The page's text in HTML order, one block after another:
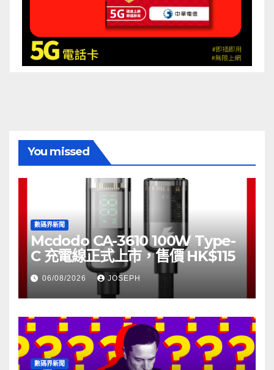
You missed
數碼界新聞
Mcdodo CA-3610 100W Type-
C 充電線正式上市，售價 HK$115
06/08/2026 JOSEPH
數碼界新聞